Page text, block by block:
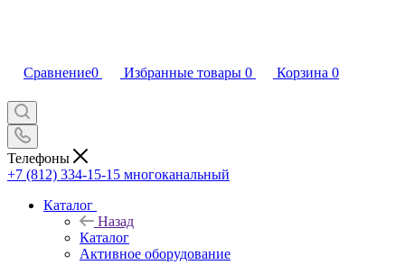
Сравнение0 Избранные товары 0 Корзина 0
Телефоны
+7 (812) 334-15-15 многоканальный
Каталог
Назад
Каталог
Активное оборудование